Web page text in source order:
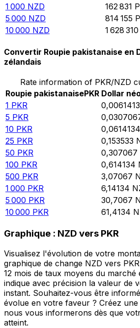
1 000 NZD 162 831
5 000 NZD 814 155
10 000 NZD 1 628 310
Convertir Roupie pakistanaise en
zélandais
Rate information of PKR/NZD
Roupie pakistanaisePKR Dollar
1 PKR
5 PKR
10 PKR 0,0614134
25 PKR 0,153533
50 PKR 0,307067
100 PKR 0,614134
500 PKR 3,07067
1 000 PKR 6,14134
5 000 PKR 30,7067
10 000 PKR 61,4134
Graphique : NZD vers PKR
Visualisez l'évolution de votre
graphique de change NZD vers
12 mois de taux moyens du marché
indique avec précision la valeur de
instant. Souhaitez-vous être
évolue en votre faveur ? Créez une
nous vous informerons dès que
atteint.